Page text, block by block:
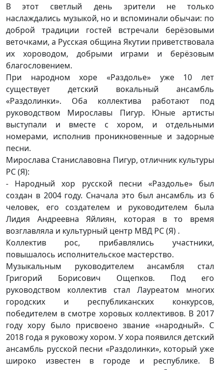
В этот светлый день зрители не только
наслаждались музыкой, но и вспоминали обычаи: по
доброй традиции гостей встречали берёзовыми
веточками, а Русская община Якутии приветствовала
их хороводом, добрыми играми и берёзовым
благословением.
При народном хоре «Раздолье» уже 10 лет
существует детский вокальный ансамбль
«Раздолинки». Оба коллектива работают под
руководством Мирославы Пигур. Юные артисты
выступали и вместе с хором, и отдельными
номерами, исполнив проникновенные и задорные
песни.
Мирослава Станиславовна Пигур, отличник культуры
РС (Я):
- Народный хор русской песни «Раздолье» был
создан в 2004 году. Сначала это был ансамбль из 6
человек, его создателем и руководителем была
Лидия Андреевна Яйлиян, которая в то время
возглавляла и культурный центр МВД РС (Я) .
Коллектив рос, прибавлялись участники,
повышалось исполнительское мастерство.
Музыкальным руководителем ансамбля стал
Григорий Борисович Ощепков. Под его
руководством коллектив стал Лауреатом многих
городских и республиканских конкурсов,
победителем в смотре хоровых коллективов. В 2017
году хору было присвоено звание «народный». С
2018 года я руковожу хором. У хора появился детский
ансамбль русской песни «Раздолинки», который уже
широко известен в городе и республике. В